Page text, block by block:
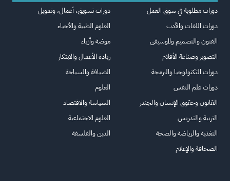
دورات مطلوبة في سوق العمل
دورات اللغات والأدب
الفنون والتصميم والموسيقى
التصوير وصناعة الأفلام
دورات التكنولوجيا والبرمجة
دورات علم النفس
القانون وحقوق الإنسان والجندر
التربية والتدريس
التغذية والرياضة والصحة
الصحافة والإعلام
دورات تسويق، أعمال، وتمويل
العلوم الطبية والأحياء
موضة وأزياء
ريادة الأعمال والابتكار
الضيافة والسياحة
العلوم
السياسة والاقتصاد
العلوم الاجتماعية
الدين والفلسفة